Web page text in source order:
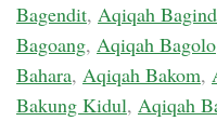
Bagendit, Aqiqah
Bagoang, Aqiqah Bagolo
Bahara, Aqiqah Bakom,
Bakung Kidul, Aqiqah